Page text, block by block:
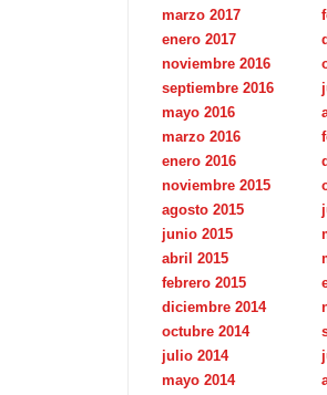
marzo 2017
enero 2017
noviembre 2016
septiembre 2016
mayo 2016
marzo 2016
enero 2016
noviembre 2015
agosto 2015
junio 2015
abril 2015
febrero 2015
diciembre 2014
octubre 2014
julio 2014
mayo 2014